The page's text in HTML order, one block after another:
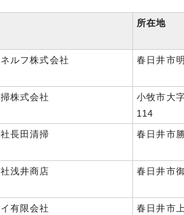
所在地
ルフ株式会社
春日井市
株式会社
小牧市大
114
長田清掃 春日井市
浅井商店 春日井市
有限会社 春日井市